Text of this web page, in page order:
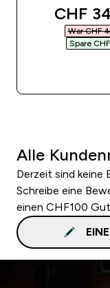
CHF
War CHF
Spare
Alle
Derzeit sind keine
Schreibe eine
einen CHF100